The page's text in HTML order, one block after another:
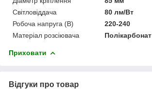
Світловіддача
80 лм/Вт
Робоча напруга (В)
220-240
Матеріал розсіювача
Полікарбонат
Приховати
Відгуки про товар